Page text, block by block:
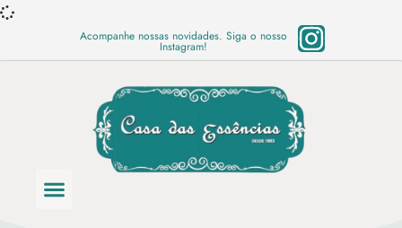
Acompanhe nossas novidades. Siga o nosso
Instagram!